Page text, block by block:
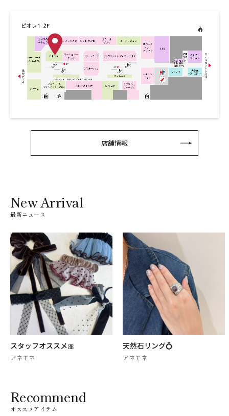
店舗情報
New Arrival
最新ニュース
スタッフオススメ🎀
アネモネ
天然石リング💍
アネモネ
Recommend
オススメアイテム